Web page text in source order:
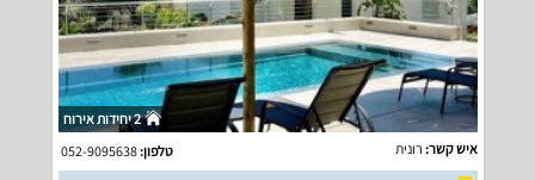
2 יחידות אירוח
איש קשר: רונית טלפון:052-9095638